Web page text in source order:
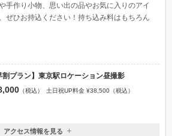
手作り小物、思い出の品やお気に入りのアイ
ぜひお持込ください！持ち込み料はもちろん
割プラン】東京駅ロケーション昼撮影
（税込） 土日祝UP料金 ¥38,500（税込）
アクセス情報を見る